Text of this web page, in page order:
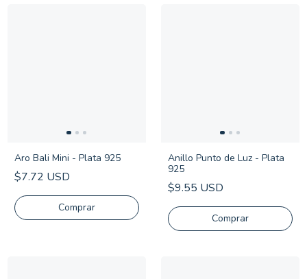
Aro Bali Mini - Plata 925
$7.72 USD
Anillo Punto de Luz - Plata
925
$9.55 USD
Comprar